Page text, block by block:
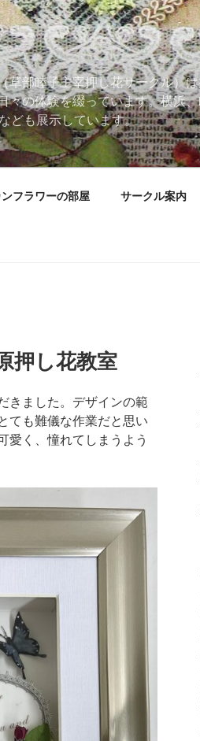
草部睦子主宰押し花サークル）
々の体験を綴っています。横浜
ども展示しています。
ンフラワーの部屋 サークル案内
押し花教室
きました。デザインの範
ても難儀な作業だと思い
愛く、憧れてしまうよう